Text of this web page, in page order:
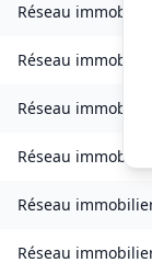
Réseau immobilier
Réseau immobilier
Réseau immobilier
Réseau immobilier
Réseau
Réseau